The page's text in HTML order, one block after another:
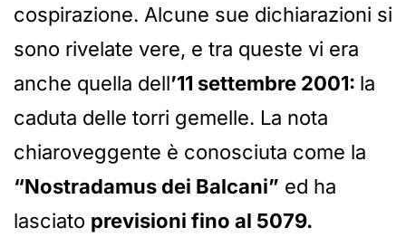
cospirazione. Alcune sue dichiarazioni si
sono rivelate vere, e tra queste vi era
anche quella dell’11 settembre 2001: la
caduta delle torri gemelle. La nota
chiaroveggente è conosciuta come la
“Nostradamus dei Balcani” ed ha
lasciato previsioni fino al 5079.